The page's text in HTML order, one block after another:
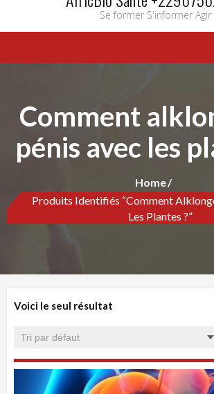
Se former S'informer Agir
Comment
pénis avec les
Home
Produits Identifiés “Comment
Les Plantes ?”
Voici le seul résultat